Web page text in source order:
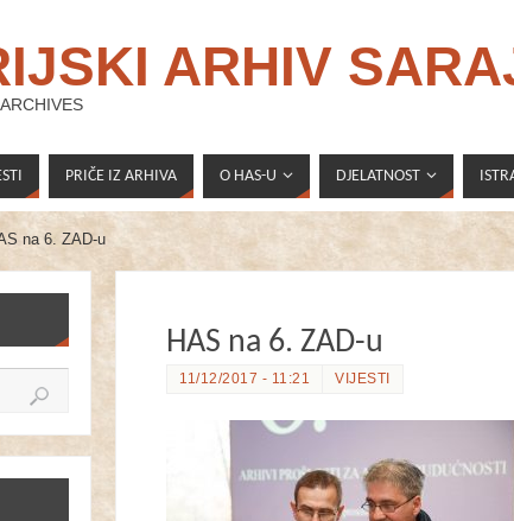
ARHIV
PRIČE IZ ARHIVA O HAS-U DJELATNOST
na 6. ZAD-u
HAS na 6. ZAD-u
11/12/2017 - 11:21 VIJESTI